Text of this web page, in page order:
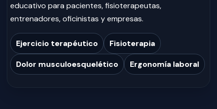
educativo para pacientes, fisioterapeutas,
entrenadores, oficinistas y empresas.
Ejercicio terapéutico Fisioterapia
Dolor musculoesquelético Ergonomía laboral